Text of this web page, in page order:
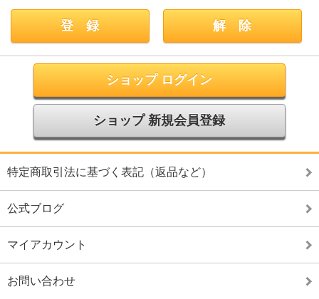
ショップ ログイン
ショップ 新規会員登録
特定商取引法に基づく表記（返品など）
公式ブログ
マイアカウント
お問い合わせ